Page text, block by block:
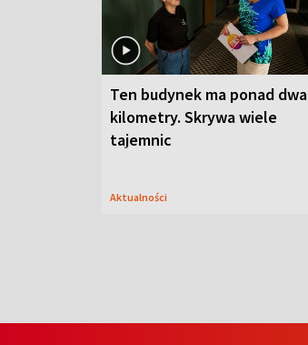
Ten budynek ma ponad dwa
kilometry. Skrywa wiele
tajemnic
Aktualności